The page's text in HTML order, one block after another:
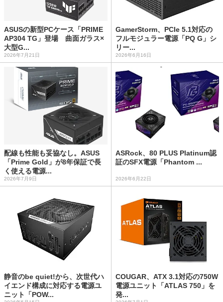
ASUSの新型PCケース「PRIME
AP304 TG」登場 曲面ガラス×
大型G...
2026年7月21日
GamerStorm、PCIe 5.1対応の
フルモジュラー電源「PQ G」シ
リー...
2026年6月16日
配線も性能も妥協なし。ASUS
「Prime Gold」が8年保証で長
く使える電源...
2026年7月9日
ASRock、80 PLUS Platinum認
証のSFX電源「Phantom ...
2026年6月22日
静音のbe quiet!から、次世代ハ
イエンド構成に対応する電源ユ
ニット「POW...
COUGAR、ATX 3.1対応の750W
電源ユニット「ATLAS 750」を
発...